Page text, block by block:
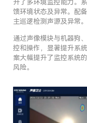
升了多环境监控能力。
馈环境状态及异常。配
主巡逻检测声源及异常。
通过声像模块与机器狗
控和操作，显著提升系
案大幅提升了监控系统
风险。